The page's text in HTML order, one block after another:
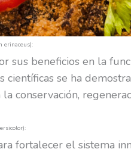
erinaceus):
sus beneficios en la
científicas se ha
conservación,
fortalecer el sistema